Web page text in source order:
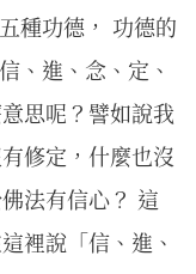
種功德， 功德的
、進、念、定、
思呢？譬如說我
修定，什麼也沒
法有信心？ 這
裡說「信、進、